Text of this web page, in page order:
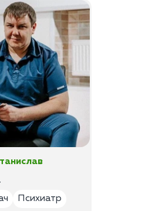
Психиатр